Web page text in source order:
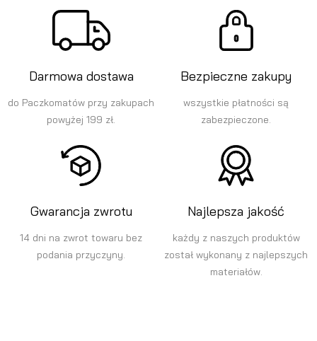
Darmowa dostawa
do Paczkomatów przy zakupach
powyżej 199 zł.
Bezpieczne zakupy
wszystkie płatności są
zabezpieczone.
Gwarancja zwrotu
14 dni na zwrot towaru bez
podania przyczyny.
Najlepsza jakość
każdy z naszych produktów
został wykonany z najlepszych
materiałów.